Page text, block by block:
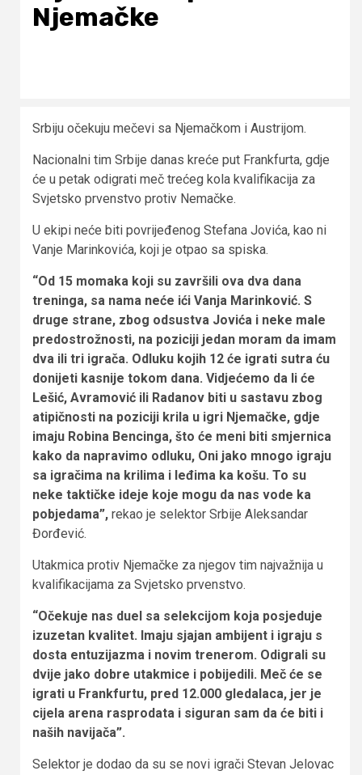
Njemačke
Srbiju očekuju mečevi sa Njemačkom i Austrijom.
Nacionalni tim Srbije danas kreće put Frankfurta, gdje
će u petak odigrati meč trećeg kola kvalifikacija za
Svjetsko prvenstvo protiv Nemačke.
U ekipi neće biti povrijeđenog Stefana Jovića, kao ni
Vanje Marinkovića, koji je otpao sa spiska.
“Od 15 momaka koji su završili ova dva dana
treninga, sa nama neće ići Vanja Marinković. S
druge strane, zbog odsustva Jovića i neke male
predostrožnosti, na poziciji jedan moram da imam
dva ili tri igrača. Odluku kojih 12 će igrati sutra ću
donijeti kasnije tokom dana. Vidjećemo da li će
Lešić, Avramović ili Radanov biti u sastavu zbog
atipičnosti na poziciji krila u igri Njemačke, gdje
imaju Robina Bencinga, što će meni biti smjernica
kako da napravimo odluku, Oni jako mnogo igraju
sa igračima na krilima i leđima ka košu. To su
neke taktičke ideje koje mogu da nas vode ka
pobjedama”, rekao je selektor Srbije Aleksandar
Đorđević.
Utakmica protiv Njemačke za njegov tim najvažnija u
kvalifikacijama za Svjetsko prvenstvo.
“Očekuje nas duel sa selekcijom koja posjeduje
izuzetan kvalitet. Imaju sjajan ambijent i igraju s
dosta entuzijazma i novim trenerom. Odigrali su
dvije jako dobre utakmice i pobijedili. Meč će se
igrati u Frankfurtu, pred 12.000 gledalaca, jer je
cijela arena rasprodata i siguran sam da će biti i
naših navijača”.
Selektor je dodao da su se novi igrači Stevan Jelovac